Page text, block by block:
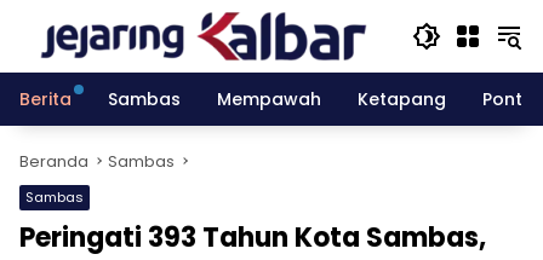
konten
Berita
Sambas Mempawah Ketapang
Beranda Sambas
Sambas
Peringati 393 Tahun Kota Sambas,